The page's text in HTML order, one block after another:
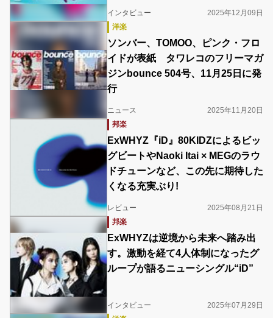
インタビュー
2025年12月09日
洋楽
ソンバー、TOMOO、ピンク・フロ
イドが表紙 タワレコのフリーマガ
ジンbounce 504号、11月25日に発
行
ニュース
2025年11月20日
邦楽
ExWHYZ『iD』80KIDZによるビッ
グビートやNaoki Itai × MEGのラウ
ドチューンなど、この先に期待した
くなる充実ぶり!
レビュー
2025年08月21日
邦楽
ExWHYZは逆境から未来へ踏み出
す。激動を経て4人体制になったグ
ループが語るニューシングル“iD”
インタビュー
2025年07月29日